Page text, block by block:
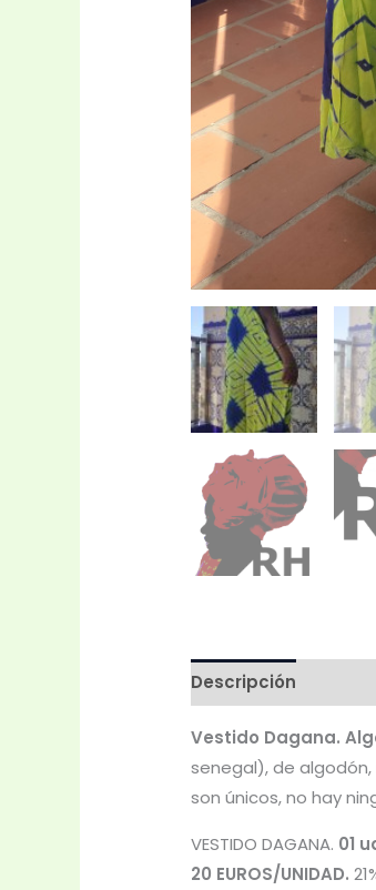
Descripción
Vestido Dagana.
senegal), de
son únicos, no hay
VESTIDO DAGANA. 01
20 EUROS/UNIDAD.